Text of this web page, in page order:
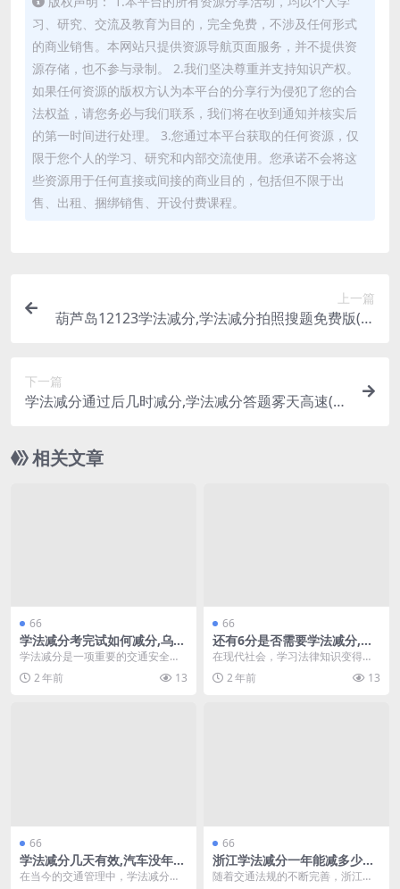
习、研究、交流及教育为目的，完全免费，不涉及任何形式
的商业销售。本网站只提供资源导航页面服务，并不提供资
源存储，也不参与录制。 2.我们坚决尊重并支持知识产权。
如果任何资源的版权方认为本平台的分享行为侵犯了您的合
法权益，请您务必与我们联系，我们将在收到通知并核实后
的第一时间进行处理。 3.您通过本平台获取的任何资源，仅
限于您个人的学习、研究和内部交流使用。您承诺不会将这
些资源用于任何直接或间接的商业目的，包括但不限于出
售、出租、捆绑销售、开设付费课程。
上一篇
葫芦岛12123学法减分,学法减分拍照搜题免费版(葫
下一篇
学法减分通过后几时减分,学法减分答题雾天高速(学
相关文章
66
学法减分考完试如何减分,乌市
学法减分题库
学法减分是一项重要的交通安全教
育活动，旨在通过学习法律知识来
减少交通违规行为。在...
2 年前 13
66
还有6分是否需要学法减分,学
法减分如图所示题(还剩6分可
以学法减分吗)
在现代社会，学习法律知识变得愈
发重要。尤其是对于那些面临学法
减分的学生而言，了解...
2 年前 13
66
学法减分几天有效,汽车没年审
不能学法减分吗(学法减分题库
在当今的交通管理中，学法减分成
66
浙江学法减分一年能减多少分,
学法减分暂未开通南通(浙江学
随着交通法规的不断完善，浙江省